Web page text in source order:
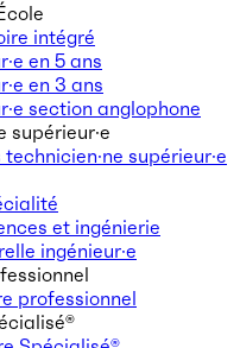
intégré
en 5 ans
en 3 ans
section anglophone
supérieur·e
supérieur·e
et ingénierie
ingénieur·e
professionnel